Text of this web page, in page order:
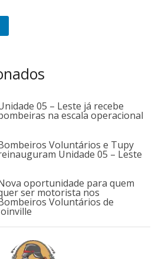
05 – Leste já recebe
na escala operacional
Voluntários e Tupy
Unidade 05 – Leste
oportunidade para quem
ser motorista nos
Voluntários de